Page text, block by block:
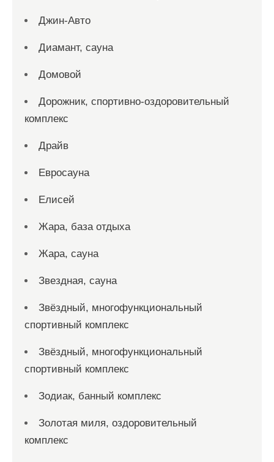
Джин-Авто
Диамант, сауна
Домовой
Дорожник, спортивно-оздоровительный
комплекс
Драйв
Евросауна
Елисей
Жара, база отдыха
Жара, сауна
Звездная, сауна
Звёздный, многофункциональный
спортивный комплекс
Звёздный, многофункциональный
спортивный комплекс
Зодиак, банный комплекс
Золотая миля, оздоровительный
комплекс